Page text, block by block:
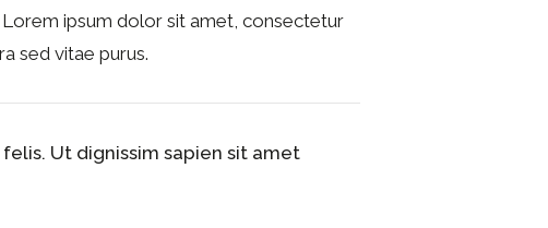
Lorem ipsum dolor sit amet, consectetur
sed vitae purus.
Ut dignissim sapien sit amet